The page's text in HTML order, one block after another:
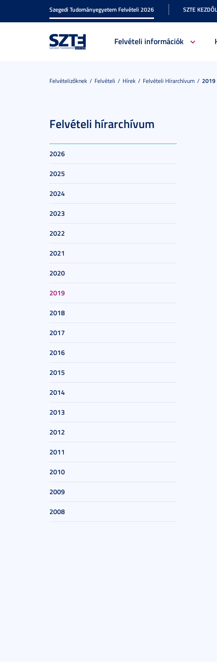
Szegedi Tudományegyetem Felvételi 2026 SZTE
Felvételi információk
Felvételizőknek Felvételi Hírek Felvételi Hírarchívum 2019
Felvételi hírarchívum
2026
2025
2024
2023
2022
2021
2020
2019
2018
2017
2016
2015
2014
2013
2012
2011
2010
2009
2008